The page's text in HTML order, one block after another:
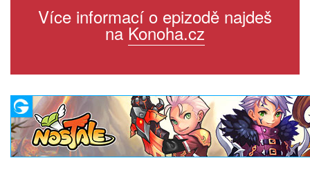
Více informací o epizodě najdeš
na Konoha.cz